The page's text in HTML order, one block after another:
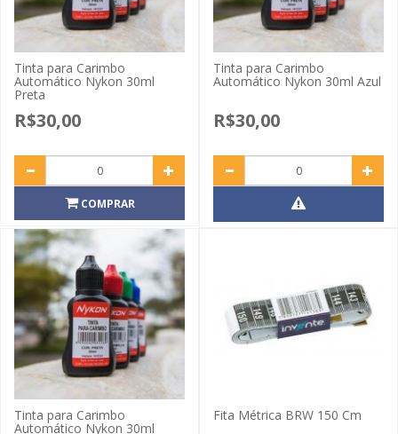
Tinta para Carimbo
Automático Nykon 30ml
Preta
R$30,00
COMPRAR
Tinta para Carimbo
Automático Nykon 30ml Azul
R$30,00
Tinta para Carimbo
Automático Nykon 30ml
Fita Métrica BRW 150 Cm